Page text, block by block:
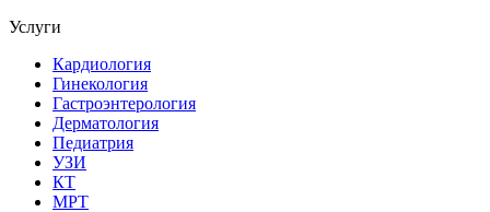
Услуги
Кардиология
Гинекология
Гастроэнтерология
Дерматология
Педиатрия
УЗИ
КТ
МРТ